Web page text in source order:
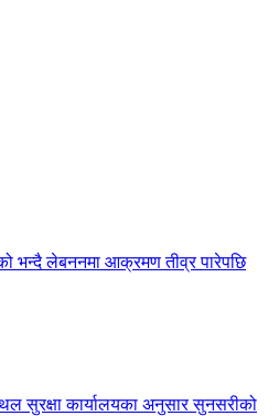
भन्दै लेबननमा आक्रमण तीव्र पारेपछि
सुरक्षा कार्यालयका अनुसार सुनसरीको